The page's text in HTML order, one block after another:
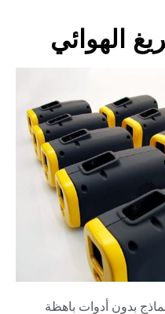
الهوائي
بدون أدوات باهظة